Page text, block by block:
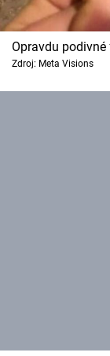
Opravdu
Zdroj: Meta Visions